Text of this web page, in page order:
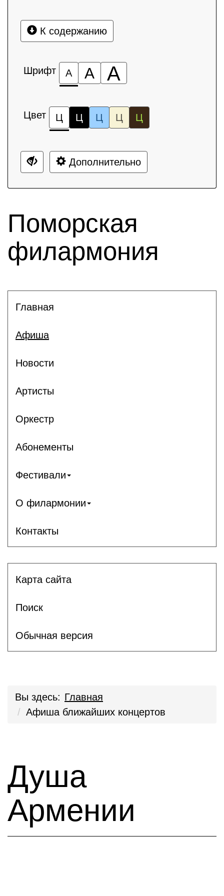
К содержанию
Шрифт А А А
Цвет Ц Ц Ц Ц Ц
Дополнительно
Поморская
филармония
Главная
Афиша
Новости
Артисты
Оркестр
Абонементы
Фестивали
О филармонии
Контакты
Карта сайта
Поиск
Обычная версия
Вы здесь: Главная
Афиша ближайших концертов
Душа
Армении